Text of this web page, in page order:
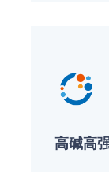
高碱高